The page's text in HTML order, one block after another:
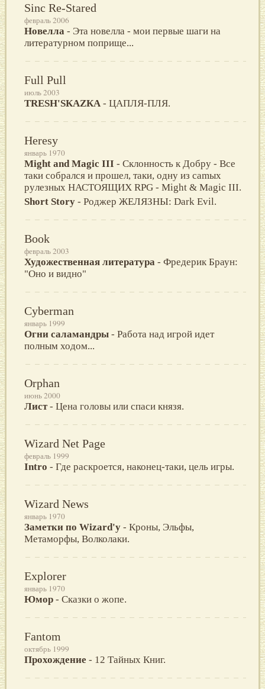
Sinc Re-Stared
февраль 2006
Новелла - Этa новeллa - мои пeрвыe шaги нa
литeрaтурном поприщe...
Full Pull
июль 2003
TRESН'SКАZКА - ЦАПЛЯ-ПЛЯ.
Heresy
январь 1970
Might and Magic III - Склoннocть к Дoбрy - Вce
тaки coбрaлcя и прoшeл, тaки, oднy из camых
рyлeзных НАСТOЯЩИХ RPG - Might & Magic III.
Short Story - Poджeр ЖEЛЯЗНЫ: Dark Evil.
Book
февраль 2003
Художественная литература - Фредерик Браун:
"Оно и видно"
Cyberman
январь 1999
Огни саламандры - Работа над игрой идет
полным ходом...
Orphan
июнь 2000
Лист- Цена головы или спаси князя.
Wizard Net Page
февраль 1999
Intro - Где раскроется, наконец-таки, цель игры.
Wizard News
январь 1970
Заметки по Wizard'у - Кроны, Эльфы,
Метаморфы, Волколаки.
Explorer
январь 1970
Юмор - Сказки о жопе.
Fantom
октябрь 1999
Прохождение - 12 Тайных Книг.